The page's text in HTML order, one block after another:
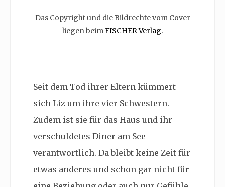
Das Copyright und die Bildrechte vom Cover
liegen beimFISCHER Verlag.
Seit dem Tod ihrer Eltern kümmert
sich Liz um ihre vier Schwestern.
Zudem ist sie für das Haus und ihr
verschuldetes Diner am See
verantwortlich. Da bleibt keine Zeit für
etwas anderes und schon gar nicht für